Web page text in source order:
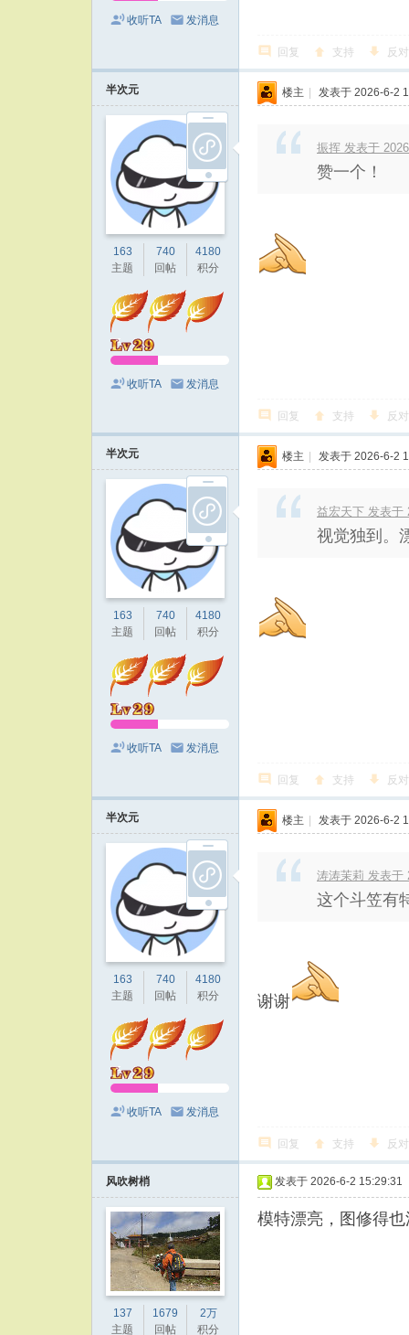
收听TA 发消息
回复 支持 反对
半次元
163
主题
740
回帖
4180
积分
收听TA 发消息
楼主 | 发表于 2026-6-2
振挥 发表于
赞一个！
回复 支持 反对
半次元
163
主题
740
回帖
4180
积分
收听TA 发消息
楼主 | 发表于 2026-6-2
益宏天下 发表于
视觉独到。
回复 支持 反对
半次元
163
主题
740
回帖
4180
积分
收听TA 发消息
楼主 | 发表于 2026-6-2
涛涛茉莉 发表于
这个斗笠有
谢谢
回复 支持 反对
风吹树梢
137
主题
1679
回帖
2万
积分
发表于 2026-6-2 15:29:31
模特漂亮，图修得也